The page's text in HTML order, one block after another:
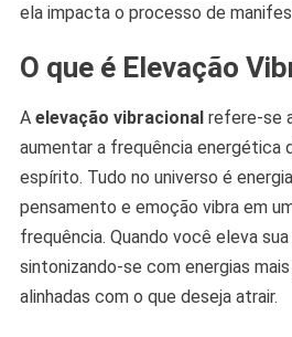
ela impacta o processo de
O que é Elevação
A elevação vibracionalrefere-se
aumentar a frequência energética
espírito. Tudo no universo é
pensamento e emoção vibra em
frequência. Quando você eleva
sintonizando-se com energias
alinhadas com o que deseja atrair.